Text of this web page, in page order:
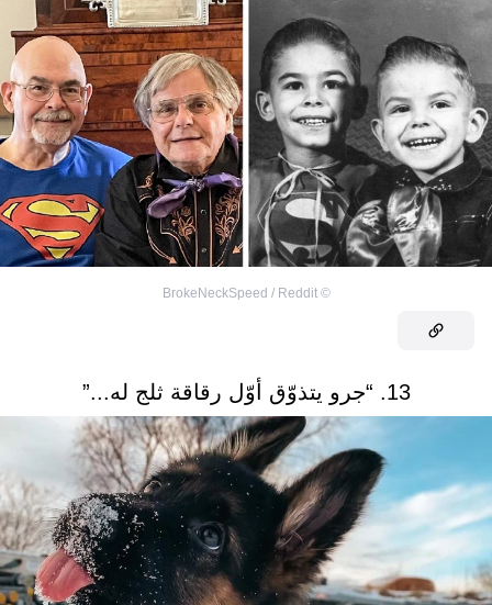
©
BrokeNeckSpeed / Reddit
13. “جرو يتذوّق أوّل رقاقة ثلج له...”